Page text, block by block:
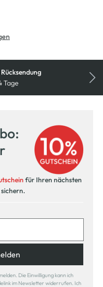
Tage
für Ihren nächsten
Die Einwilligung kann ich
im Newsletter widerrufen. Ich